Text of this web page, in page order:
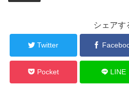
シェアす
Twitter
Pocket LINE